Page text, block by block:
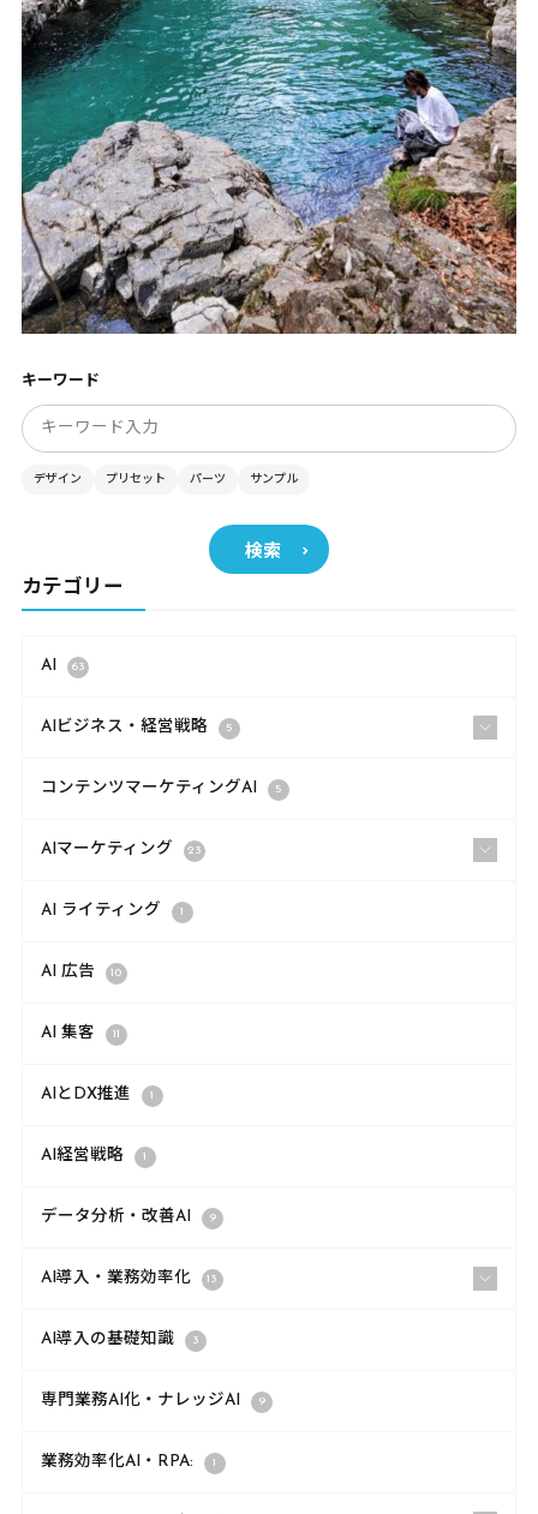
キーワード
デザイン プリセット パーツ サンプル
検索
カテゴリー
AI 63
AIビジネス・経営戦略 5
コンテンツマーケティングAI 5
AIマーケティング 23
AI ライティング 1
AI 広告 10
AI 集客 11
AIとDX推進 1
AI経営戦略 1
データ分析・改善AI 9
AI導入・業務効率化 13
AI導入の基礎知識 3
専門業務AI化・ナレッジAI 9
業務効率化AI・RPA: 1